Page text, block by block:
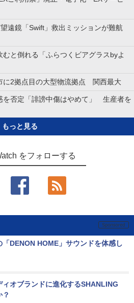
遠鏡「Swift」救出ミッションが難航
と倒れる「ふらつくビアグラスbyよ
に2拠点目の大型物流拠点 関西最大
を否定「誹謗中傷はやめて」 生産者を
もっと見る
をフォローする
「DENON HOME」サウンドを体感し
ィオブランドに進化するSHANLING
？